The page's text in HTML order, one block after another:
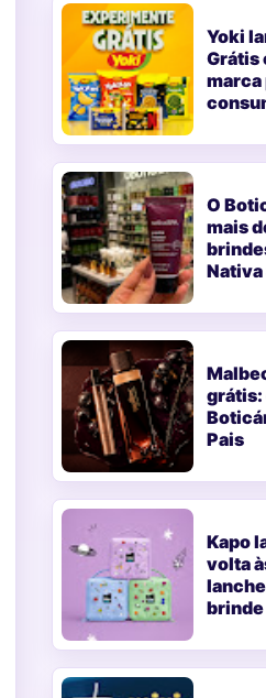
Yoki
Grátis
marca
O
mais
Nativa
grátis:
Pais
Kapo
volta
brinde